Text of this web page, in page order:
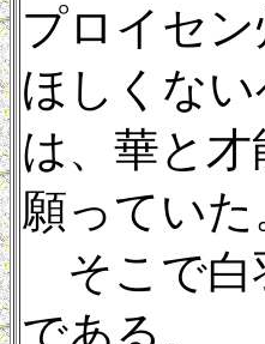
プロイセ
ほしくな
は、華と
願っていた
そこで白
である。